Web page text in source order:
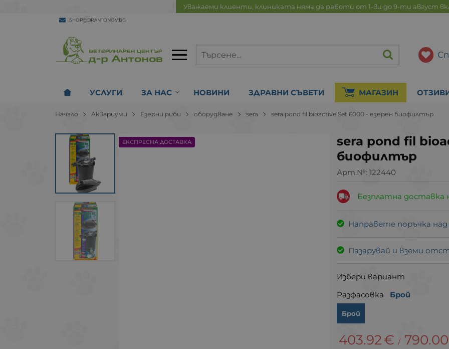
Уважаеми клиенти, клиниката няма да работи от 1-ви до 9-ти август
SHOP@DRANTONOV.BG
УСЛУГИ ЗА НАС НОВИНИ ЗДРАВНИ СЪВЕТИ МАГАЗИН
Начало Аквариуми Езерни риби oборудване sera sera pond fil bioactive Set 6000 - езерен биофилтър
sera pond fil
биофилтър
Арт.№: 122440
ЕКСПРЕСНА ДОСТАВКА
Безплатна доставка
Направете поръчка над
Пазарувай и вземи
Избери вариант
Разфасовка
Брой
Брой
403.92€ / 790.00